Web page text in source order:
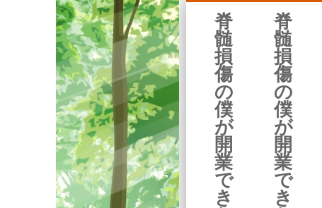
脊
髄
損
傷
の
僕
が
開
業
で
き
脊
髄
損
傷
の
僕
が
開
業
で
き